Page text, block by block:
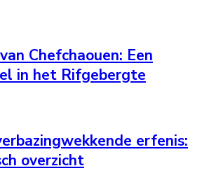
Chefchaouen: Een
in het Rifgebergte
erfenis:
overzicht